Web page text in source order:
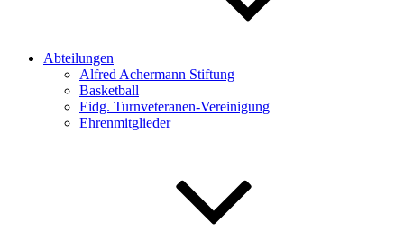
Abteilungen
Alfred Achermann Stiftung
Basketball
Eidg. Turnveteranen-Vereinigung
Ehrenmitglieder